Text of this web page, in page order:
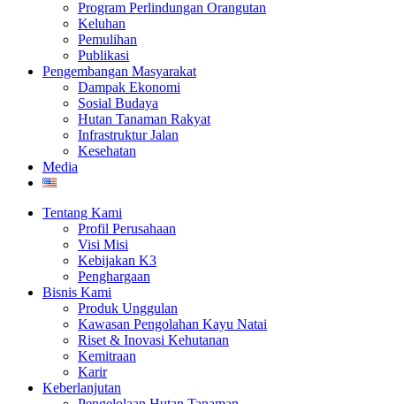
Program Perlindungan Orangutan
Keluhan
Pemulihan
Publikasi
Pengembangan Masyarakat
Dampak Ekonomi
Sosial Budaya
Hutan Tanaman Rakyat
Infrastruktur Jalan
Kesehatan
Media
Tentang Kami
Profil Perusahaan
Visi Misi
Kebijakan K3
Penghargaan
Bisnis Kami
Produk Unggulan
Kawasan Pengolahan Kayu Natai
Riset & Inovasi Kehutanan
Kemitraan
Karir
Keberlanjutan